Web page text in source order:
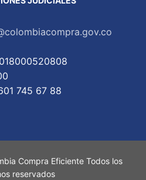
745 67 88
Compra Eficiente Todos los
reservados